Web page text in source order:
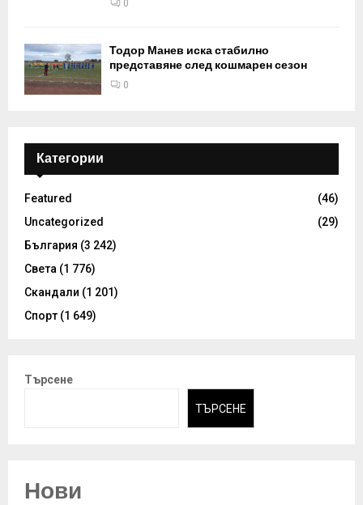
0
Тодор Манев иска стабилно
представяне след кошмарен сезон
0
Категории
Featured
(46)
Uncategorized
(29)
България (3 242)
Света (1 776)
Скандали (1 201)
Спорт (1 649)
Търсене
ТЪРСЕНЕ
Нови